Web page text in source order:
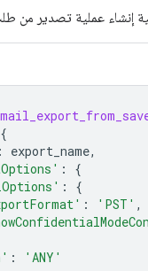
إنشاء عملية تصدير
{
: export_name,
:
{
:
{
: 'PST' ,
:
'ANY'